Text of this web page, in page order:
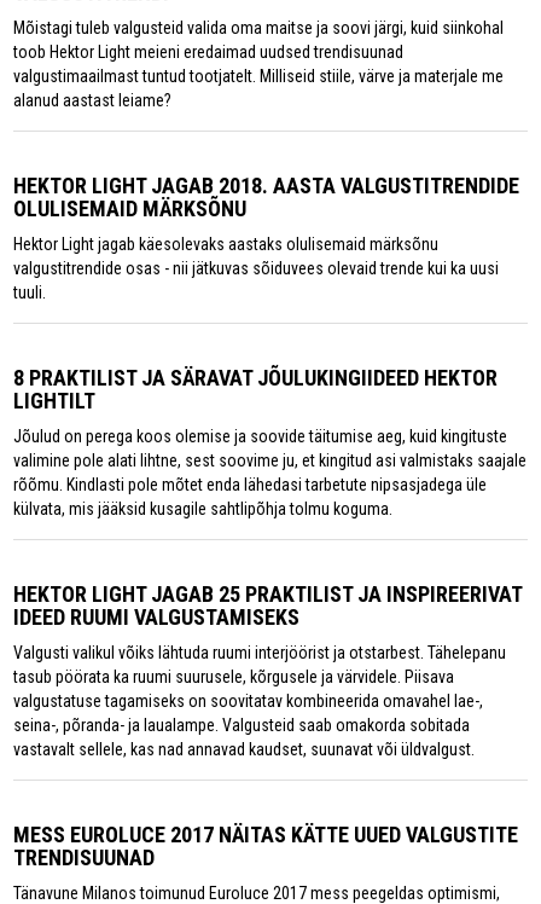
Mõistagi tuleb valgusteid valida oma maitse ja soovi järgi, kuid siinkohal
toob Hektor Light meieni eredaimad uudsed trendisuunad
valgustimaailmast tuntud tootjatelt. Milliseid stiile, värve ja materjale me
alanud aastast leiame?
HEKTOR LIGHT JAGAB 2018. AASTA VALGUSTITRENDIDE
OLULISEMAID MÄRKSÕNU
Hektor Light jagab käesolevaks aastaks olulisemaid märksõnu
valgustitrendide osas - nii jätkuvas sõiduvees olevaid trende kui ka uusi
tuuli.
8 PRAKTILIST JA SÄRAVAT JÕULUKINGIIDEED HEKTOR
LIGHTILT
Jõulud on perega koos olemise ja soovide täitumise aeg, kuid kingituste
valimine pole alati lihtne, sest soovime ju, et kingitud asi valmistaks saajale
rõõmu. Kindlasti pole mõtet enda lähedasi tarbetute nipsasjadega üle
külvata, mis jääksid kusagile sahtlipõhja tolmu koguma.
HEKTOR LIGHT JAGAB 25 PRAKTILIST JA INSPIREERIVAT
IDEED RUUMI VALGUSTAMISEKS
Valgusti valikul võiks lähtuda ruumi interjöörist ja otstarbest. Tähelepanu
tasub pöörata ka ruumi suurusele, kõrgusele ja värvidele. Piisava
valgustatuse tagamiseks on soovitatav kombineerida omavahel lae-,
seina-, põranda- ja laualampe. Valgusteid saab omakorda sobitada
vastavalt sellele, kas nad annavad kaudset, suunavat või üldvalgust.
MESS EUROLUCE 2017 NÄITAS KÄTTE UUED VALGUSTITE
TRENDISUUNAD
Tänavune Milanos toimunud Euroluce 2017 mess peegeldas optimismi,